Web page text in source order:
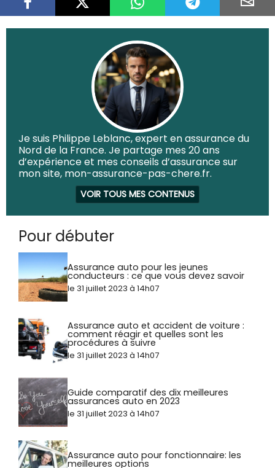
Je suis Philippe Leblanc, expert en assurance du
Nord de la France. Je partage mes 20 ans
d’expérience et mes conseils d’assurance sur
mon site, mon-assurance-pas-chere.fr.
VOIR TOUS MES CONTENUS
Pour débuter
Assurance auto pour les jeunes
conducteurs : ce que vous devez savoir
le 31 juillet 2023 à 14h07
Assurance auto et accident de voiture :
comment réagir et quelles sont les
procédures à suivre
le 31 juillet 2023 à 14h07
Guide comparatif des dix meilleures
assurances auto en 2023
le 31 juillet 2023 à 14h07
Assurance auto pour fonctionnaire: les
meilleures options